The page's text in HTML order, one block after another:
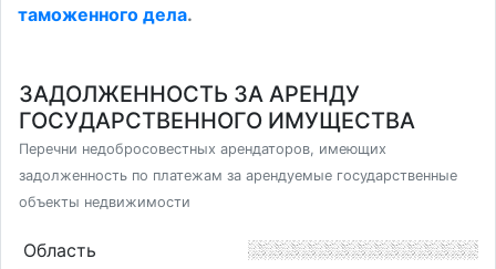
таможенного дела.
ЗАДОЛЖЕННОСТЬ ЗА АРЕНДУ
ГОСУДАРСТВЕННОГО ИМУЩЕСТВА
Перечни недобросовестных арендаторов, имеющих
задолженность по платежам за арендуемые государственные
объекты недвижимости
Область